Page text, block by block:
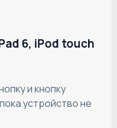
6, iPod touch
и кнопку
устройство не